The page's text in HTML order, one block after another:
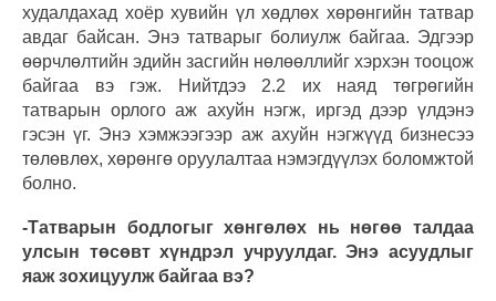
худалдахад хоёр хувийн үл хөдлөх хөрөнгийн татвар
авдаг байсан. Энэ татварыг болиулж байгаа. Эдгээр
өөрчлөлтийн эдийн засгийн нөлөөллийг хэрхэн тооцож
байгаа вэ гэж. Нийтдээ 2.2 их наяд төгрөгийн
татварын орлого аж ахуйн нэгж, иргэд дээр үлдэнэ
гэсэн үг. Энэ хэмжээгээр аж ахуйн нэгжүүд бизнесээ
төлөвлөх, хөрөнгө оруулалтаа нэмэгдүүлэх боломжтой
болно.
-Татварын бодлогыг хөнгөлөх нь нөгөө талдаа
улсын төсөвт хүндрэл учруулдаг. Энэ асуудлыг
яаж зохицуулж байгаа вэ?